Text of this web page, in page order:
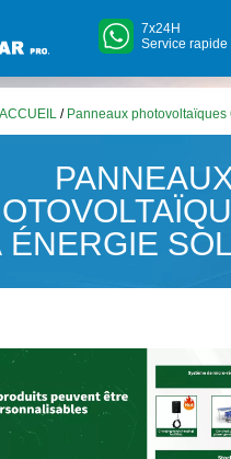
7x24H
Service rapide
ACCUEIL / Panneaux
ÉNERGIE